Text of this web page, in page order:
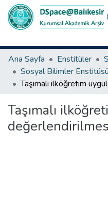
Ana Sayfa
Enstitüler
Taşımalı